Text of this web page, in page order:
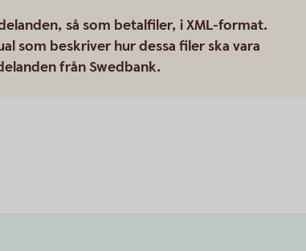
så som betalfiler, i XML-format.
som beskriver hur dessa filer ska vara
från Swedbank.